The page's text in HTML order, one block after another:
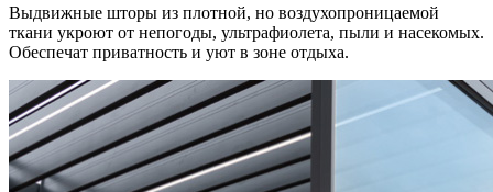
Выдвижные шторы из плотной, но воздухопроницаемой
ткани укроют от непогоды, ультрафиолета, пыли и насекомых.
Обеспечат приватность и уют в зоне отдыха.